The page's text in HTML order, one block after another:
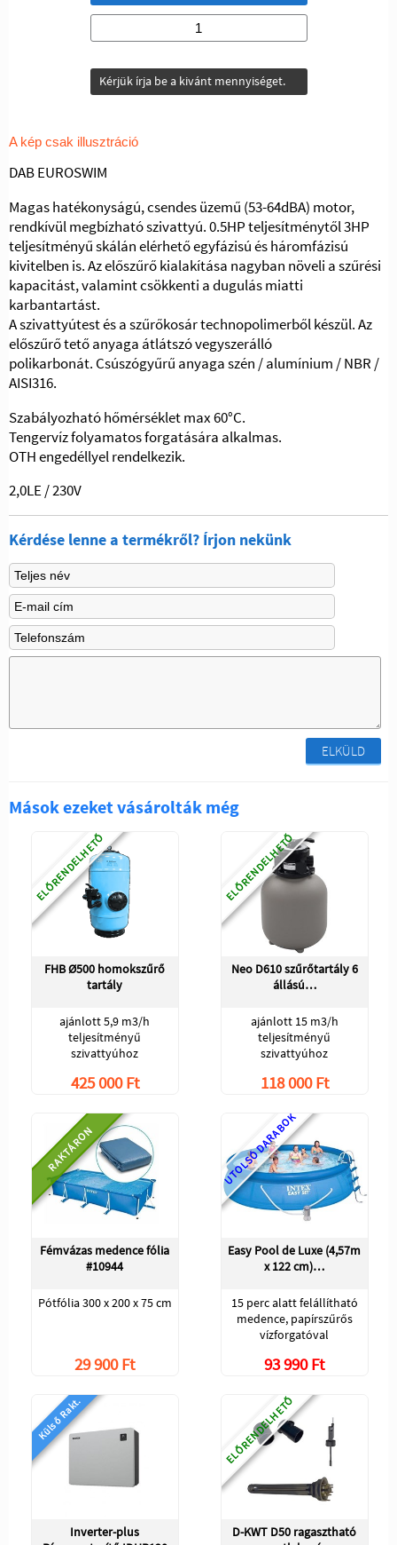
Kérjük írja be a kivánt mennyiséget.
A kép csak illusztráció
DAB EUROSWIM
Magas hatékonyságú, csendes üzemű (53-64dBA) motor,
rendkívül megbízható szivattyú.0.5HP teljesítménytől 3HP
teljesítményű skálán elérhető egyfázisú és háromfázisú
kivitelben is.Az előszűrő kialakítása nagyban növeli a szűrési
kapacitást, valamint csökkenti a dugulás miatti
karbantartást.
A szivattyútest és a szűrőkosár technopolimerből készül.Az
előszűrő tető anyaga átlátszó vegyszerálló
polikarbonát. Csúszógyűrű anyaga szén / alumínium / NBR /
AISI316.
Szabályozható hőmérséklet max 60°C.
Tengervíz folyamatos forgatására alkalmas.
OTH engedéllyel rendelkezik.
2,0LE / 230V
Kérdése lenne a termékről? Írjon nekünk
ELKÜLD
Mások ezeket vásárolták még
ELŐRENDELHETŐ
FHB Ø500 homokszűrő
tartály
ajánlott 5,9 m3/h
teljesítményű
szivattyúhoz
425 000 Ft
ELŐRENDELHETŐ
Neo D610 szűrőtartály 6
állású…
ajánlott 15 m3/h
teljesítményű
szivattyúhoz
118 000 Ft
RAKTÁRON
Fémvázas medence fólia
#10944
Pótfólia 300 x 200 x 75 cm
29 900 Ft
UTOLSÓ DARABOK
Easy Pool de Luxe (4,57m
x 122 cm)…
15 perc alatt felállítható
medence, papírszűrős
vízforgatóval
93 990 Ft
Külső Rakt.
Inverter-plus
ELŐRENDELHETŐ
D-KWT D50 ragasztható